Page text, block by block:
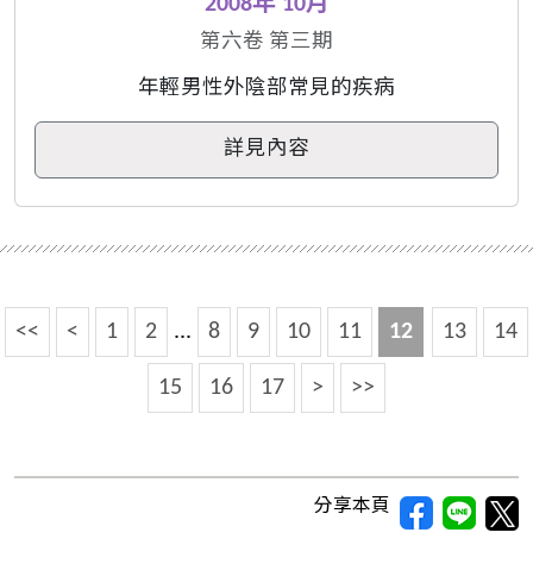
2008年 10月
第六卷 第三期
年輕男性外陰部常見的疾病
詳見內容
<< < 1 2 ... 8 9 10 11 12 13 14
15 16 17 > >>
分享本頁